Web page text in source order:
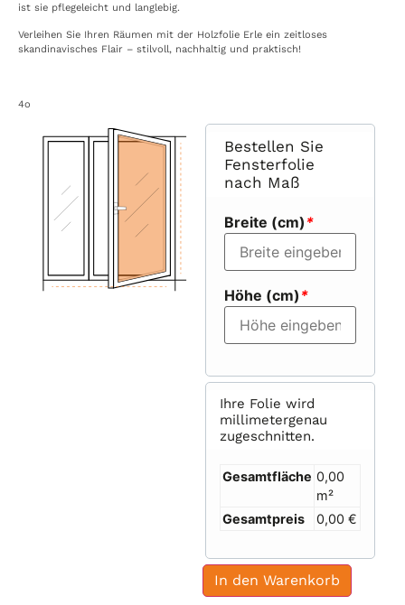
ist sie pflegeleicht und langlebig.
Verleihen Sie Ihren Räumen mit der Holzfolie Erle ein zeitloses
skandinavisches Flair – stilvoll, nachhaltig und praktisch!
4o
Bestellen Sie
Fensterfolie
nach Maß
Breite (cm) *
Höhe (cm) *
Ihre Folie wird
millimetergenau
zugeschnitten.
Gesamtfläche 0,00
m²
Gesamtpreis
0,00 €
In den Warenkorb